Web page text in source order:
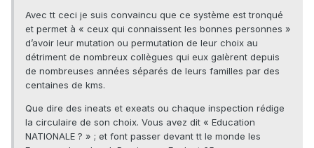
Avec tt ceci je suis convaincu que ce système est tronqué
et permet à « ceux qui connaissent les bonnes personnes »
d’avoir leur mutation ou permutation de leur choix au
détriment de nombreux collègues qui eux galèrent depuis
de nombreuses années séparés de leurs familles par des
centaines de kms.
Que dire des ineats et exeats ou chaque inspection rédige
la circulaire de son choix. Vous avez dit « Education
NATIONALE ? » ; et font passer devant tt le monde les